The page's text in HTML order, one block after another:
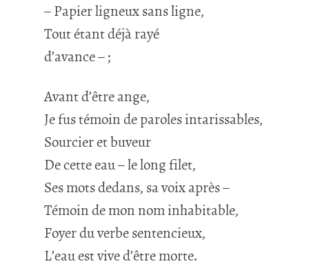
– Papier ligneux sans ligne,
Tout étant déjà rayé
d’avance – ;
Avant d’être ange,
Je fus témoin de paroles intarissables,
Sourcier et buveur
De cette eau – le long filet,
Ses mots dedans, sa voix après –
Témoin de mon nom inhabitable,
Foyer du verbe sentencieux,
L’eau est vive d’être morte.